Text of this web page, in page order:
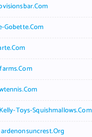
Gobette.com
Toys-Squishmallows.com